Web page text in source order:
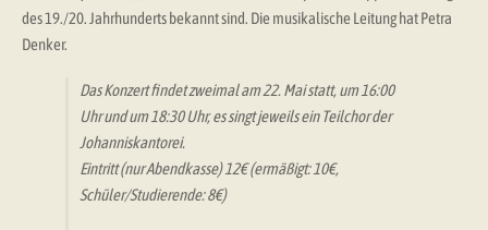
des 19./20. Jahrhunderts bekannt sind. Die musikalische Leitung hat Petra
Denker.
Das Konzert findet zweimal am 22. Mai statt, um 16:00
Uhr und um 18:30 Uhr, es singt jeweils ein Teilchor der
Johanniskantorei.
Eintritt (nur Abendkasse) 12€ (ermäßigt: 10€,
Schüler/Studierende: 8€)